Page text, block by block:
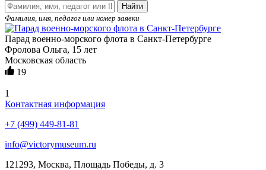
Найти
Фамилия, имя, педагог или номер заявки
Парад военно-морского флота в Санкт-Петербурге
Фролова Ольга, 15 лет
Московская область
19
1
Контактная информация
+7 (499) 449-81-81
info@victorymuseum.ru
121293, Москва, Площадь Победы, д. 3